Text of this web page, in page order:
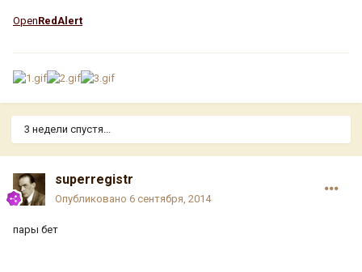
OpenRedAlert
3 недели спустя...
superregistr
Опубликовано 6 сентября, 2014
пары бет